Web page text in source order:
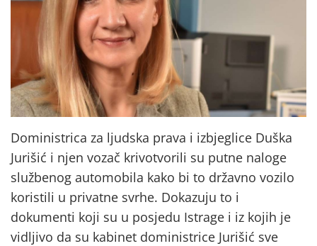
Doministrica za ljudska prava i izbjeglice Duška
Jurišić i njen vozač krivotvorili su putne naloge
službenog automobila kako bi to državno vozilo
koristili u privatne svrhe. Dokazuju to i
dokumenti koji su u posjedu Istrage i iz kojih je
vidljivo da su kabinet doministrice Jurišić sve